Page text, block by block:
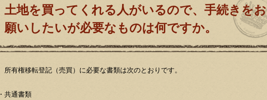
土地を買ってくれる人がいるので、手続きをお
願いしたいが必要なものは何ですか。
所有権移転登記（売買）に必要な書類は次のとおりです。
・共通書類